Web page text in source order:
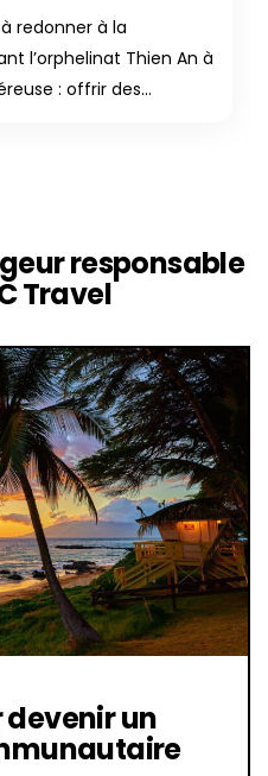
redonner à la
l’orphelinat Thien An à
: offrir des...
responsable
Travel
devenir un